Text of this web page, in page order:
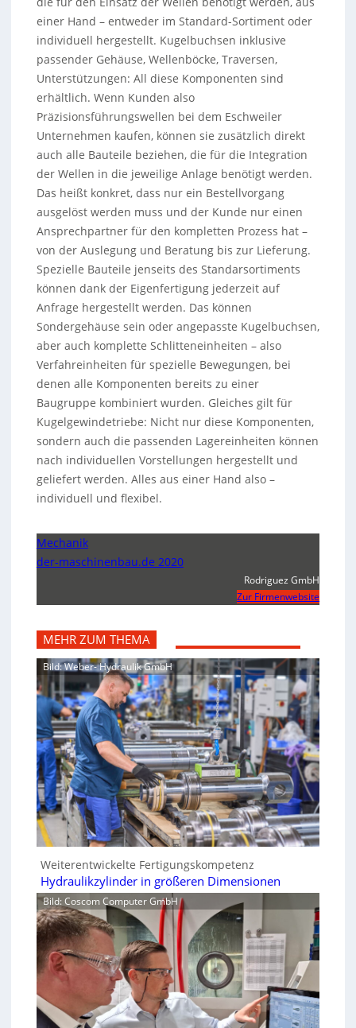
einer Hand – entweder im Standard-Sortiment oder
individuell hergestellt. Kugelbuchsen inklusive
passender Gehäuse, Wellenböcke, Traversen,
Unterstützungen: All diese Komponenten sind
erhältlich. Wenn Kunden also
Präzisionsführungswellen bei dem Eschweiler
Unternehmen kaufen, können sie zusätzlich direkt
auch alle Bauteile beziehen, die für die Integration
der Wellen in die jeweilige Anlage benötigt werden.
Das heißt konkret, dass nur ein Bestellvorgang
ausgelöst werden muss und der Kunde nur einen
Ansprechpartner für den kompletten Prozess hat –
von der Auslegung und Beratung bis zur Lieferung.
Spezielle Bauteile jenseits des Standarsortiments
können dank der Eigenfertigung jederzeit auf
Anfrage hergestellt werden. Das können
Sondergehäuse sein oder angepasste Kugelbuchsen,
aber auch komplette Schlitteneinheiten – also
Verfahreinheiten für spezielle Bewegungen, bei
denen alle Komponenten bereits zu einer
Baugruppe kombiniert wurden. Gleiches gilt für
Kugelgewindetriebe: Nicht nur diese Komponenten,
sondern auch die passenden Lagereinheiten können
nach individuellen Vorstellungen hergestellt und
geliefert werden. Alles aus einer Hand also –
individuell und flexibel.
Mechanik
der-maschinenbau.de 2020
Rodriguez GmbH
Zur Firmenwebsite
MEHR ZUM THEMA
Bild: Weber- Hydraulik GmbH
Weiterentwickelte Fertigungskompetenz
Hydraulikzylinder in größeren Dimensionen
Bild: Coscom Computer GmbH